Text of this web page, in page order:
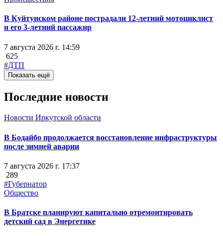
В Куйтунском районе пострадали 12-летний мотоциклист
и его 3-летний пассажир
7 августа 2026 г. 14:59
625
#ДТП
Показать ещё
Последние новости
Новости Иркутской области
В Бодайбо продолжается восстановление инфраструктуры
после зимней аварии
7 августа 2026 г. 17:37
289
#Губернатор
Общество
В Братске планируют капитально отремонтировать
детский сад в Энергетике